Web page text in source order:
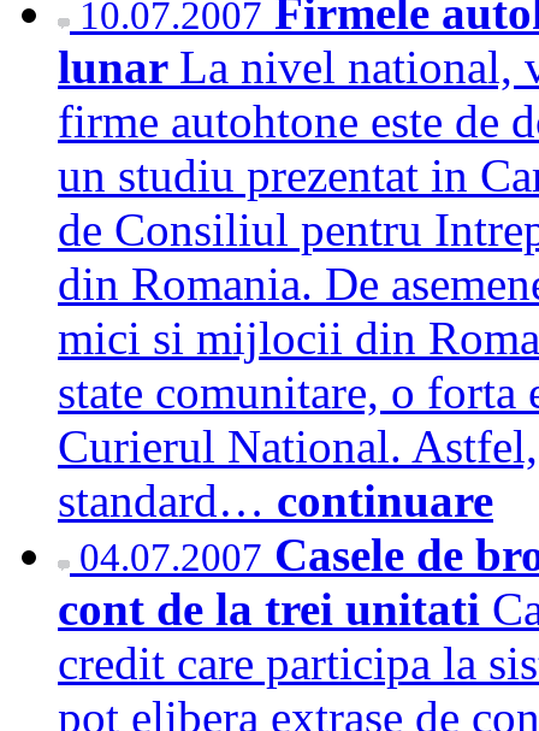
10.07.2007 Firmele
lunar La nivel national,
firme autohtone este de
un studiu prezentat in
de Consiliul pentru
din Romania. De
mici si mijlocii din
state comunitare, o forta
Curierul National.
standard… continuare
04.07.2007 Casele de
cont de la trei unitati
credit care participa la
pot elibera extrase de